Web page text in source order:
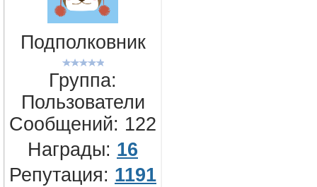
Подполковник
Группа:
Пользователи
Сообщений: 122
Награды: 16
Репутация: 1191